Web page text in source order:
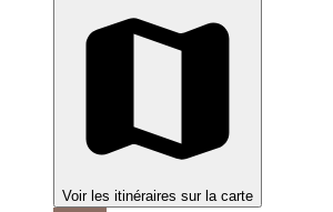
Voir les itinéraires sur la carte